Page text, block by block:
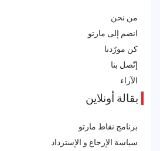
من نحن
انضم إلى مارتو
كن مورّدنا
إتّصل بنا
الآراء
بقالة أونلاين
برنامج نقاط مارتو
سياسة الإرجاع و الإسترداد